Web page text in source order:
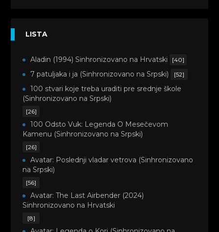
LISTA
Aladin (1994) Sinhronizovano na Hrvatski [40]
7 patuljaka i ja (Sinhronizovano na Srpski) [52]
100 stvari koje treba uraditi pre srednje škole
(Sinhronizovano na Srpski)
[26]
100 Odsto Vuk: Legenda O Mesečevom
Kamenu (Sinhronizovano na Srpski)
[26]
Avatar: Poslednji vladar vetrova (Sinhronizovano
na Srpski)
[56]
Avatar: The Last Airbender (2024)
Sinhronizovano na Hrvatski
[8]